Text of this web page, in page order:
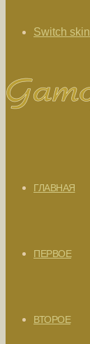
Switch skin
ГЛАВНАЯ
ПЕРВОЕ
ВТОРОЕ